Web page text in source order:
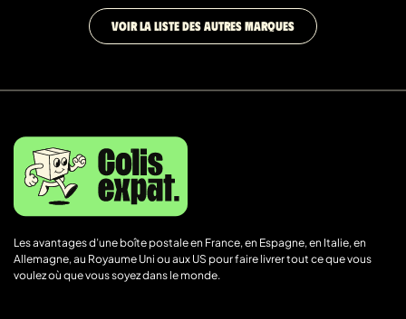
VOIR LA LISTE DES AUTRES MARQUES
Les avantages d’une boîte postale en France, en Espagne, en Italie, en
Allemagne, au Royaume Uni ou aux US pour faire livrer tout ce que vous
voulez où que vous soyez dans le monde.